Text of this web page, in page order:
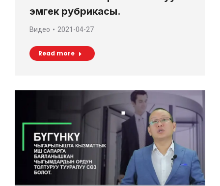
эмгек рубрикасы.
Видео 2021-04-27
Read more